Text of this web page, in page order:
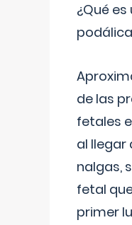
¿Qué
de las
fetales
al llegar
nalgas,
fetal
primer